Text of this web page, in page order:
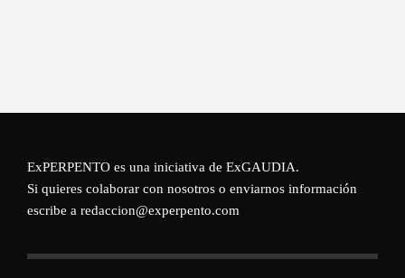
ExPERPENTO es una iniciativa de ExGAUDIA.
Si quieres colaborar con nosotros o enviarnos información
escribe a redaccion@experpento.com